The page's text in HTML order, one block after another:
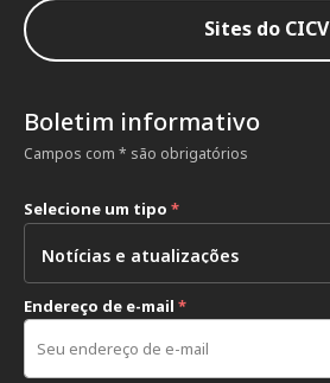
Sites do CICV
Boletim informativo
Campos com * são obrigatórios
Selecione um tipo *
Endereço de e-mail *